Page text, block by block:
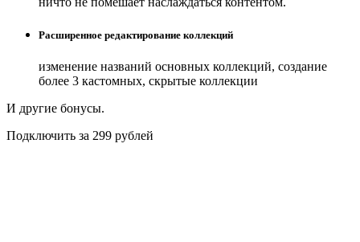
Расширенное редактирование коллекций
изменение названий основных коллекций, создание
более 3 кастомных, скрытые коллекции
И другие бонусы.
Подключить за 299 рублей